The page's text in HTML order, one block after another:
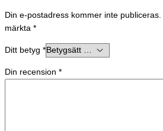
Din e-postadress kommer inte publiceras.
märkta *
Ditt betyg *
Din recension *